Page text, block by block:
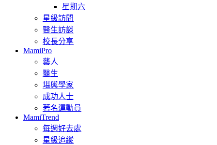
星期六
星級訪問
醫生訪談
校長分享
MamiPro
藝人
醫生
堪輿學家
成功人士
著名運動員
MamiTrend
每週好去處
星級追縱